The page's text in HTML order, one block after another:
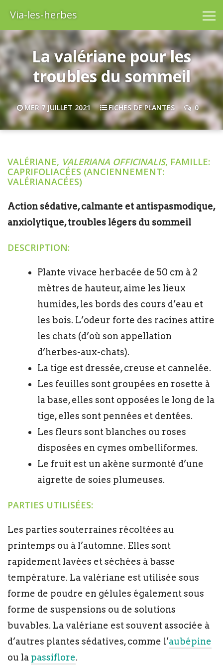
Via-les-herbes
La valériane pour les
troubles du sommeil
MER 7 JUILLET 2021 FICHES DE PLANTES 0
VALÉRIANE, VALERIANA OFFICINALIS, FAMILLE:
CAPRIFOLIACÉES (ANCIENNEMENT:
VALÉRIANACÉES)
Action sédative, calmante et antispasmodique,
anxiolytique, troubles légers du sommeil
DESCRIPTION:
Plante vivace herbacée de 50 cm à 2
mètres de hauteur, aime les lieux
humides, les bords des cours d’eau et
les bois. L’odeur forte des racines attire
les chats (d’où son appellation
d’herbes-aux-chats).
La tige est dressée, creuse et cannelée.
Les feuilles sont groupées en rosette à
la base, elles sont opposées le long de la
tige, elles sont pennées et dentées.
Les fleurs sont blanches ou roses
disposées en cymes ombelliformes.
Le fruit est un akène surmonté d’une
aigrette de soies plumeuses.
PARTIES UTILISÉES:
Les parties souterraines récoltées au
printemps ou à l’automne. Elles sont
rapidement lavées et séchées à basse
température. La valériane est utilisée sous
forme de poudre en gélules également sous
forme de suspensions ou de solutions
buvables. La valériane est souvent associée à
d’autres plantes sédatives, comme l’aubépine
ou la passiflore.